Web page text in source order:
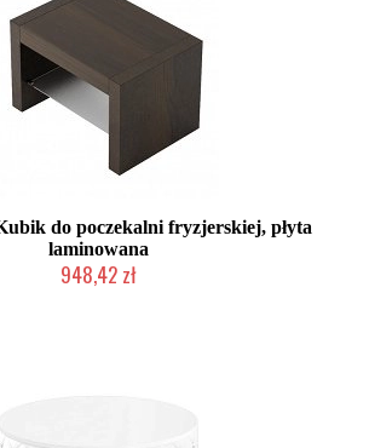
do poczekalni fryzjerskiej, płyta
laminowana
948,42 zł